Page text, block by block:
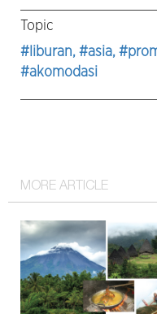
Topic
#liburan, #asia,
#akomodasi
MORE ARTICLE